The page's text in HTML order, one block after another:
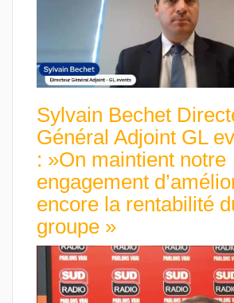
Sylvain Bechet
Général Adjoint GL
: »On maintient notre
engagement
encore la rentabilité
groupe »